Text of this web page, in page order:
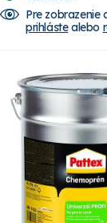
Pre zobrazenie
prihlástealebo